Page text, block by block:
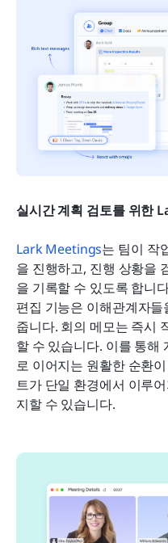
실시간 계획 검토를 위한
Lark Meetings는 팀이 작
을 진행하고, 진행 상황을
을 기록할 수 있도록 합니
편집 기능은 이해관계자
줍니다. 회의 메모는 즉시
할 수 있습니다. 이를 통해
로 이어지는 원활한 순환
트가 단일 환경에서 이루
지할 수 있습니다.